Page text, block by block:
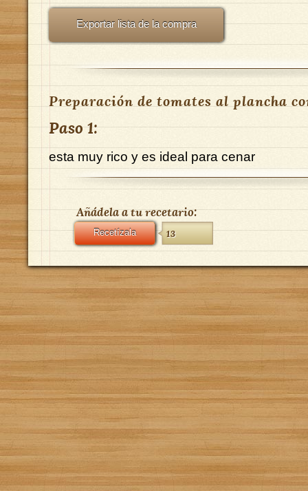
Exportar lista de la compra
Preparación de tomates al plancha
Paso 1:
esta muy rico y es ideal para cenar
Añádela a tu recetario:
Recetízala 13